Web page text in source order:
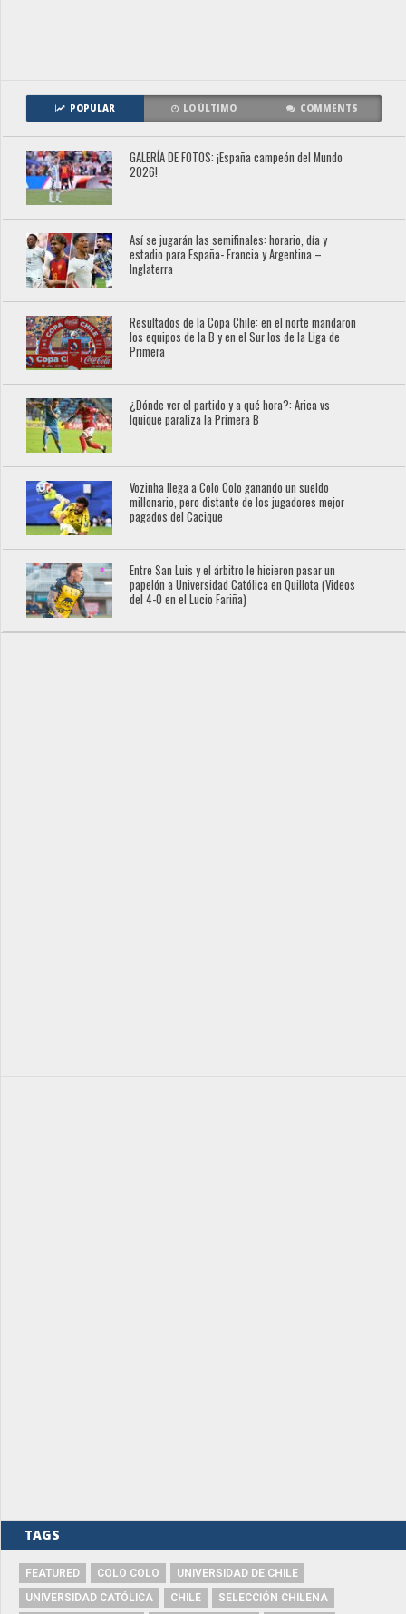
POPULAR LO ÚLTIMO COMMENTS
GALERÍA DE FOTOS: ¡España campeón del Mundo
2026!
Así se jugarán las semifinales: horario, día y
estadio para España- Francia y Argentina –
Inglaterra
Resultados de la Copa Chile: en el norte mandaron
los equipos de la B y en el Sur los de la Liga de
Primera
¿Dónde ver el partido y a qué hora?: Arica vs
Iquique paraliza la Primera B
Vozinha llega a Colo Colo ganando un sueldo
millonario, pero distante de los jugadores mejor
pagados del Cacique
Entre San Luis y el árbitro le hicieron pasar un
papelón a Universidad Católica en Quillota (Videos
del 4-0 en el Lucio Fariña)
TAGS
FEATURED COLO COLO
UNIVERSIDAD DE CHILE
UNIVERSIDAD CATÓLICA
CHILE
SELECCIÓN CHILENA